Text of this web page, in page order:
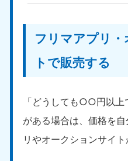
フリマアプリ
トで販売する
「どうしても○○円以上
がある場合は、価格を
リやオークションサイト